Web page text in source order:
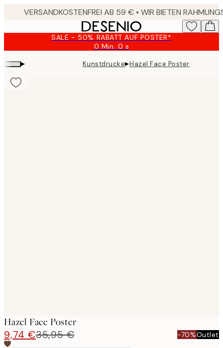
SALE - 50% RABATT AUF POSTER*
0 Min. 0 s
Gültig
bis:
2026-
▸ Kunstdrucke▸Hazel Face Poster
Hazel Face Poster
9,74 €35,95 € -70%Outlet